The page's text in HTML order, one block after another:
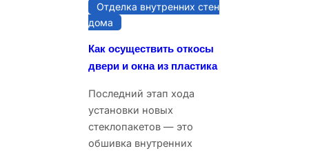
Отделка внутренних стен
дома
Как осуществить откосы
двери и окна из пластика
Последний этап хода
установки новых
стеклопакетов — это
обшивка внутренних